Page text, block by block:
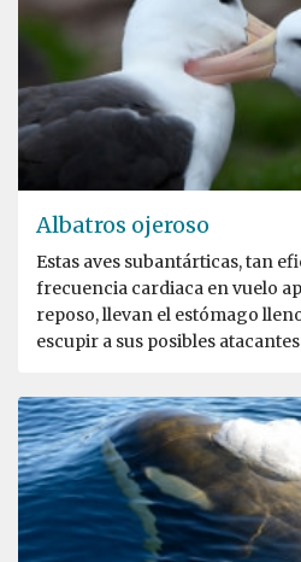
Albatros ojeroso
Estas aves subantárticas, tan
frecuencia cardiaca en vuelo
reposo, llevan el estómago
escupir a sus posibles atacantes